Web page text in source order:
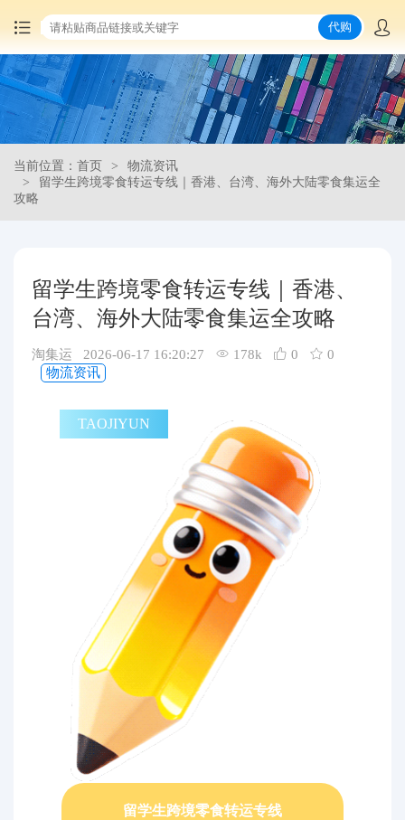
首页
中国商品代购
集运服务
最新公告
物流资讯
代购
当前位置：首页
物流资讯
留学生跨境零食转运专线｜香港、台湾、海外大陆零食集运全
攻略
留学生跨境零食转运专线｜香港、
台湾、海外大陆零食集运全攻略
淘集运 2026-06-17 16:20:27 178k 0
0
物流资讯
TAOJIYUN
留学生跨境零食转运专线